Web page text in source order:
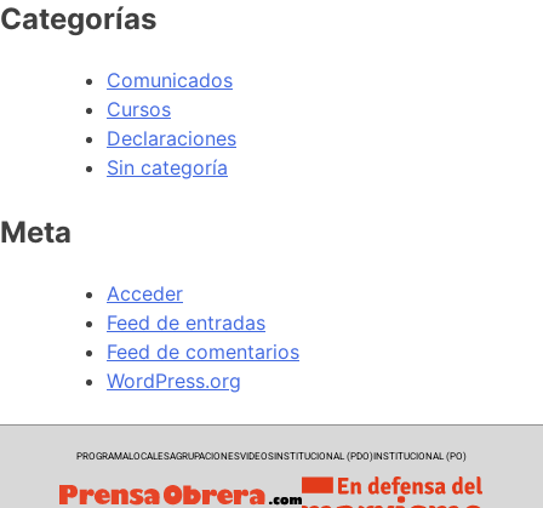
Categorías
Comunicados
Cursos
Declaraciones
Sin categoría
Meta
Acceder
Feed de entradas
Feed de comentarios
WordPress.org
PROGRAMALOCALESAGRUPACIONESVIDEOSINSTITUCIONAL (PDO)INSTITUCIONAL (PO)